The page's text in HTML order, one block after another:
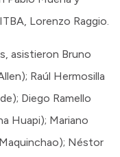
Lorenzo Raggio.
asistieron Bruno
Raúl Hermosilla
Diego Ramello
Huapi); Mariano
Néstor